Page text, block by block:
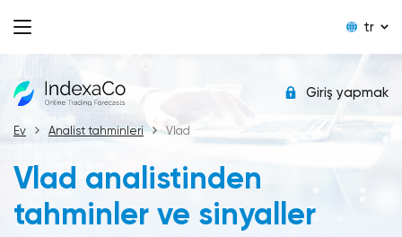
tr
Giriş yapmak
Ev Analist tahminleri Vlad
Vlad analistinden
tahminler ve sinyaller